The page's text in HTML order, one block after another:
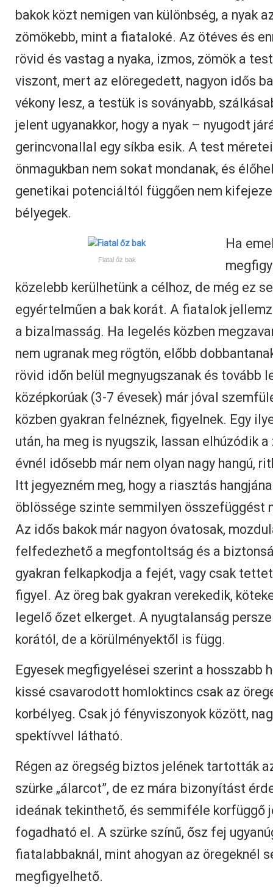
bakok közt nemigen van különbség, a nyak
zömökebb, mint a fiataloké. Az ötéves és
rövid és vastag a nyaka, izmos, zömök a
viszont, mert az elöregedett, nagyon idős
vékony lesz, a testük is soványabb,
jelent ugyanakkor, hogy a nyak – nyugodt
gerincvonallal egy síkba esik. A test
önmagukban nem sokat mondanak, és
genetikai potenciáltól függően nem
bélyegek.
Fiatal őz bak
Ha
közelebb kerülhetünk a célhoz, de még ez
egyértelműen a bak korát. A fiatalok
a bizalmasság. Ha legelés közben
nem ugranak meg rögtön, előbb
rövid időn belül megnyugszanak és tovább
középkorúak (3-7 évesek) már jóval
közben gyakran felnéznek, figyelnek. Egy
után, ha meg is nyugszik, lassan elhúzódik
évnél idősebb már nem olyan nagy hangú,
Itt jegyezném meg, hogy a riasztás
öblössége szinte semmilyen összefüggést
Az idős bakok már nagyon óvatosak,
felfedezhető a megfontoltság és a
gyakran felkapkodja a fejét, vagy csak
figyel. Az öreg bak gyakran verekedik,
legelő őzet elkerget. A nyugtalanság
korától, de a körülményektől is függ.
Egyesek megfigyelései szerint a hosszabb
kissé csavarodott homloktincs csak az
korbélyeg. Csak jó fényviszonyok között,
spektívvel látható.
Régen az öregség biztos jelének tartották
szürke „álarcot”, de ez mára bizonyítást
ideának tekinthető, és semmiféle korfüggő
fogadható el. A szürke színű, ősz fej
fiatalabbaknál, mint ahogyan az öregeknél
megfigyelhető.